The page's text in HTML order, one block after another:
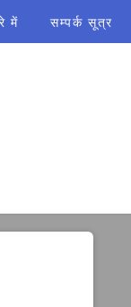
में सम्पर्क सूत्र